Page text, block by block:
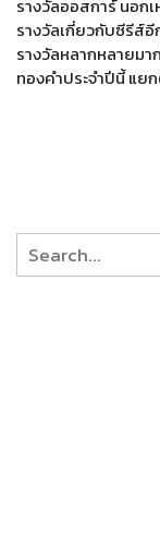
รางวัลออสการ์ นอก
รางวัลเกี่ยวกับซีรีส์
รางวัลหลากหลายม
ทองคำประจำปีนี้ แย